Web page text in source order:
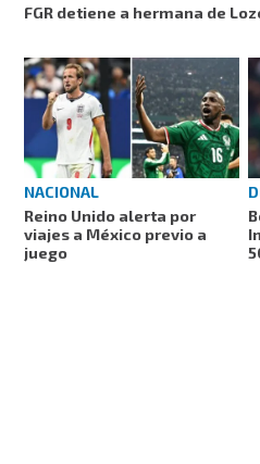
FGR detiene a hermana de
NACIONAL
Reino Unido alerta por
viajes a México previo a
juego